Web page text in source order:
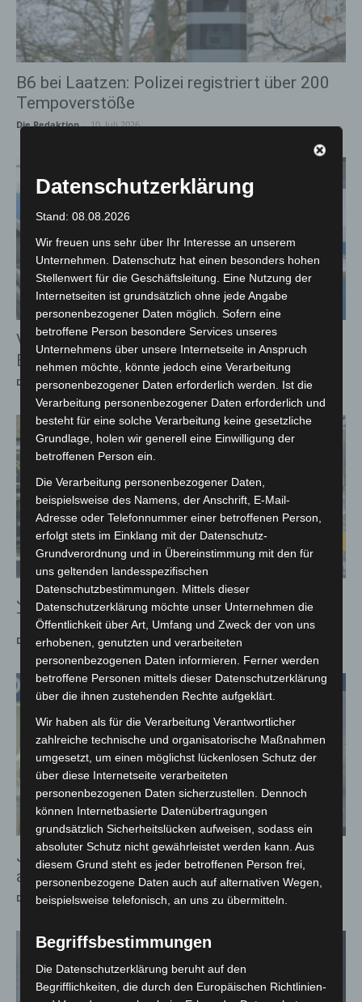
B6 bei Laatzen: Polizei registriert über 200
Tempoverstöße
Die Redaktion - 10. Juli 2026
VW Polo verunglückt auf A2 bei Hannover-
Bothfeld
Die Redaktion - 8. Juli 2026
Juwelierüberfall in Hannover: Vier
Tatverdächtige gefasst
Die Redaktion - 7. Juli 2026
Juwelierüberfall am Goetheplatz: Inhaber
angeschossen
Die Redaktion - 6. Juli 2026
Datenschutzerklärung
Stand: 08.08.2026
Wir freuen uns sehr über Ihr Interesse an unserem
Unternehmen. Datenschutz hat einen besonders hohen
Stellenwert für die Geschäftsleitung. Eine Nutzung der
Internetseiten ist grundsätzlich ohne jede Angabe
personenbezogener Daten möglich. Sofern eine
betroffene Person besondere Services unseres
Unternehmens über unsere Internetseite in Anspruch
nehmen möchte, könnte jedoch eine Verarbeitung
personenbezogener Daten erforderlich werden. Ist die
Verarbeitung personenbezogener Daten erforderlich und
besteht für eine solche Verarbeitung keine gesetzliche
Grundlage, holen wir generell eine Einwilligung der
betroffenen Person ein.
Die Verarbeitung personenbezogener Daten,
beispielsweise des Namens, der Anschrift, E-Mail-
Adresse oder Telefonnummer einer betroffenen Person,
erfolgt stets im Einklang mit der Datenschutz-
Grundverordnung und in Übereinstimmung mit den für
uns geltenden landesspezifischen
Datenschutzbestimmungen. Mittels dieser
Datenschutzerklärung möchte unser Unternehmen die
Öffentlichkeit über Art, Umfang und Zweck der von uns
erhobenen, genutzten und verarbeiteten
personenbezogenen Daten informieren. Ferner werden
betroffene Personen mittels dieser Datenschutzerklärung
über die ihnen zustehenden Rechte aufgeklärt.
Wir haben als für die Verarbeitung Verantwortlicher
zahlreiche technische und organisatorische Maßnahmen
umgesetzt, um einen möglichst lückenlosen Schutz der
über diese Internetseite verarbeiteten
personenbezogenen Daten sicherzustellen. Dennoch
können Internetbasierte Datenübertragungen
grundsätzlich Sicherheitslücken aufweisen, sodass ein
absoluter Schutz nicht gewährleistet werden kann. Aus
diesem Grund steht es jeder betroffenen Person frei,
personenbezogene Daten auch auf alternativen Wegen,
beispielsweise telefonisch, an uns zu übermitteln.
Begriffsbestimmungen
Die Datenschutzerklärung beruht auf den
Begrifflichkeiten, die durch den Europäischen Richtlinien-